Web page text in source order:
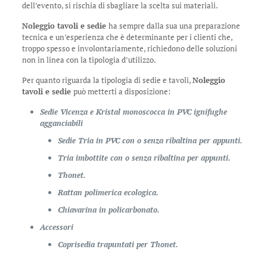
dell’evento, si rischia di sbagliare la scelta sui materiali.
Noleggio tavoli e sedie ha sempre dalla sua una preparazione
tecnica e un’esperienza che è determinante per i clienti che,
troppo spesso e involontariamente, richiedono delle soluzioni
non in linea con la tipologia d’utilizzo.
Per quanto riguarda la tipologia di sedie e tavoli,Noleggio
tavoli e sedie può metterti a disposizione:
Sedie Vicenza e Kristal monoscocca in PVC ignifughe
agganciabili
Sedie Tria in PVC con o senza ribaltina per appunti.
Tria imbottite con o senza ribaltina per appunti.
Thonet.
Rattan polimerica ecologica.
Chiavarina in policarbonato.
Accessori
Coprisedia trapuntati per Thonet.